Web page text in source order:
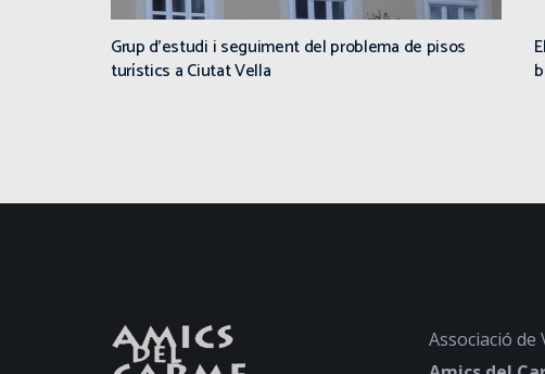
Grup d’estudi i seguiment del problema de pisos
turístics a Ciutat Vella
Associació de